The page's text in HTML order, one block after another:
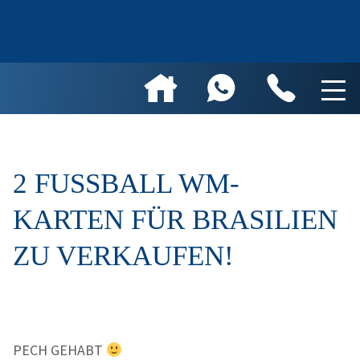
2 FUSSBALL WM-K
ARTEN FÜR BRASILIEN Z
U VERKAUFEN!
PECH GEHABT